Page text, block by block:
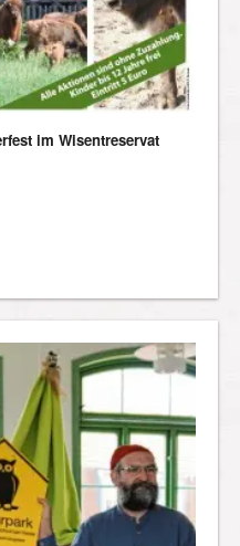
im Wisentreservat